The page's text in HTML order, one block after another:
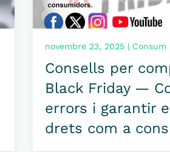
novembre 23, 2025 | Consum
Consells per
Black Friday —
errors i garantir
drets com a